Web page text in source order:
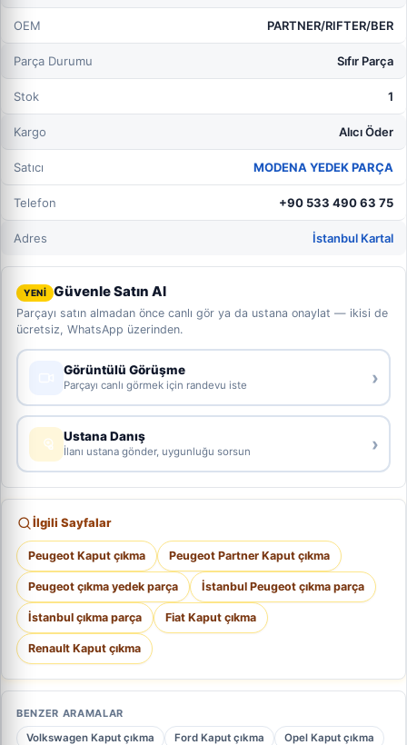
OEM PARTNER/RIFTER/BER
Parça Durumu Sıfır Parça
Stok 1
Kargo Alıcı Öder
Satıcı MODENA YEDEK PARÇA
Telefon +90 533 490 63 75
Adres İstanbul Kartal
İlgili Sayfalar
Peugeot Kaput çıkma Peugeot Partner Kaput çıkma
Peugeot çıkma yedek parça İstanbul Peugeot çıkma parça
İstanbul çıkma parça Fiat Kaput çıkma
Renault Kaput çıkma
BENZER ARAMALAR
Volkswagen Kaput çıkma
Ford Kaput çıkma
Opel Kaput çıkma
YENİ Güvenle Satın Al
Parçayı satın almadan önce canlı gör ya da ustana onaylat — ikisi de
ücretsiz, WhatsApp üzerinden.
Görüntülü Görüşme
Parçayı canlı görmek için randevu iste ›
Ustana Danış
İlanı ustana gönder, uygunluğu sorsun ›